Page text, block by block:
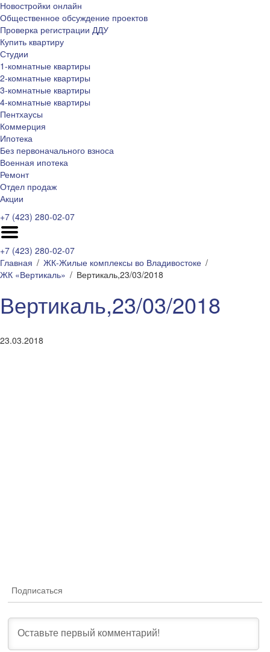
Новостройки онлайн
Общественное обсуждение проектов
Проверка регистрации ДДУ
Купить квартиру
Студии
1-комнатные квартиры
2-комнатные квартиры
3-комнатные квартиры
4-комнатные квартиры
Пентхаусы
Коммерция
Ипотека
Без первоначального взноса
Военная ипотека
Ремонт
Отдел продаж
Акции
+7 (423) 280-02-07
+7 (423) 280-02-07
Главная
ЖК-Жилые комплексы во Владивостоке
ЖК «Вертикаль»
Вертикаль,23/03/2018
Вертикаль,23/03/2018
23.03.2018
Подписаться